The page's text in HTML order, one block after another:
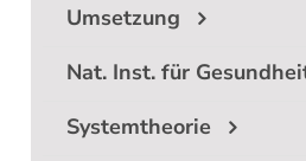
Umsetzung
Nat. Inst. für
Systemtheorie